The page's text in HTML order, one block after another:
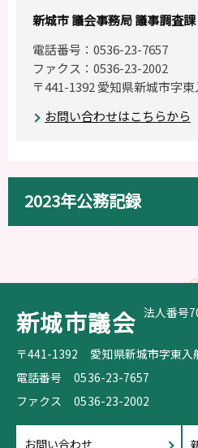
新城市 議会事務局 議事調査課
電話番号：0536-23-7657
ファクス：0536-23-2002
〒441-1392 愛知県新城市字
お問い合わせはこちらから
2023年公務記録
新城市議会 法人番号
〒441-1392
愛知県新城市字東入
電話番号
0536-23-7657
ファクス
0536-23-2002
お問い合わせ